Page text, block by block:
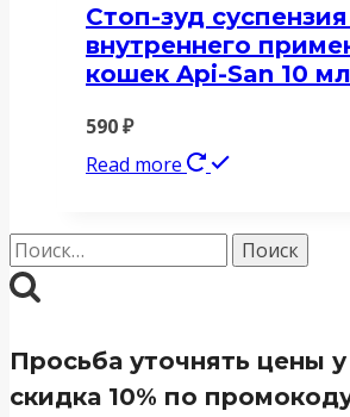
Стоп-зуд
внутреннего
кошек Api-San 10 мл
590₽
Read more
Найти:
Просьба уточнять цены
скидка 10% по